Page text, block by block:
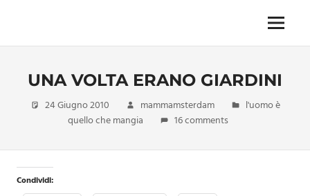
content
imprescindibile,
inevitabile
formato
monodose
Menu
UNA VOLTA ERANO GIARDINI
24 Giugno 2010 mammamsterdam
l'uomo è
quello che mangia
16 comments
Condividi: